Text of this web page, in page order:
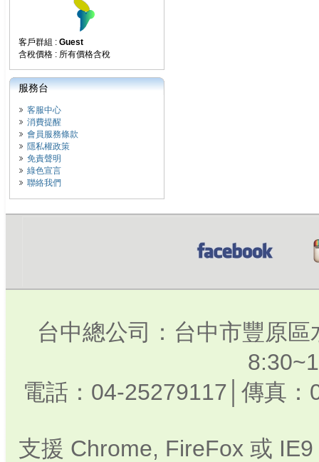
客戶群組 : Guest
含稅價格 : 所有價格含稅
服務台
客服中心
消費提醒
會員服務條款
隱私權政策
免責聲明
綠色宣言
聯絡我們
台中總公司：台中市豐原
電話：04-25279117│傳真
支援 Chrome, FireFox 或